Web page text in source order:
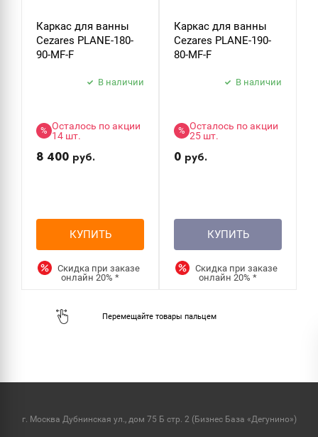
Каркас для ванны
Cezares PLANE-180-
90-MF-F
В наличии
% Осталось по акции
14 шт.
8 400 руб.
КУПИТЬ
Скидка при заказе
онлайн20%*
Каркас для ванны
Cezares PLANE-190-
80-MF-F
В наличии
% Осталось по акции
25 шт.
0 руб.
КУПИТЬ
Скидка при заказе
онлайн20%*
г. Москва Дубнинская ул., дом 75 Б стр. 2 (Бизнес База «Дегунино»)